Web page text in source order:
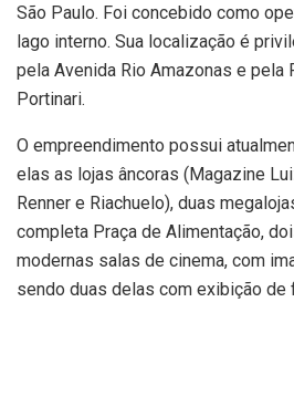
São Paulo. Foi concebido como
lago interno. Sua localização é
pela Avenida Rio Amazonas e pela
Portinari.
O empreendimento possui
elas as lojas âncoras (Magazine
Renner e Riachuelo), duas
completa Praça de Alimentação,
modernas salas de cinema, com
sendo duas delas com exibição de